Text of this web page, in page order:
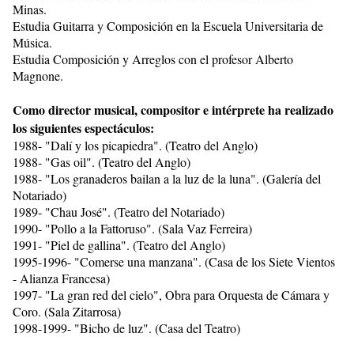
Minas.
Estudia Guitarra y Composición en la Escuela Universitaria de
Música.
Estudia Composición y Arreglos con el profesor Alberto
Magnone.
Como director musical, compositor e intérprete ha realizado
los siguientes espectáculos:
1988- "Dalí y los picapiedra". (Teatro del Anglo)
1988- "Gas oil". (Teatro del Anglo)
1988- "Los granaderos bailan a la luz de la luna". (Galería del
Notariado)
1989- "Chau José". (Teatro del Notariado)
1990- "Pollo a la Fattoruso". (Sala Vaz Ferreira)
1991- "Piel de gallina". (Teatro del Anglo)
1995-1996- "Comerse una manzana". (Casa de los Siete Vientos
- Alianza Francesa)
1997- "La gran red del cielo", Obra para Orquesta de Cámara y
Coro. (Sala Zitarrosa)
1998-1999- "Bicho de luz". (Casa del Teatro)